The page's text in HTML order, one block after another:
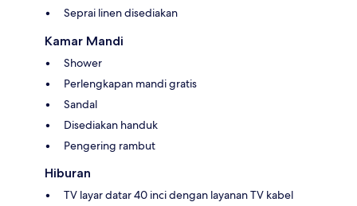
Seprai linen disediakan
Kamar Mandi
Shower
Perlengkapan mandi gratis
Sandal
Disediakan handuk
Pengering rambut
Hiburan
TV layar datar 40 inci dengan layanan TV kabel